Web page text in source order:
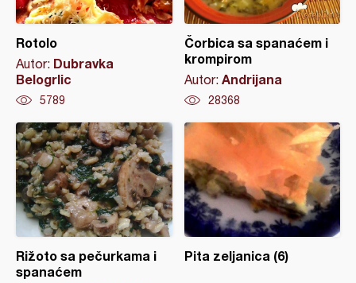
Rotolo
Autor: Dubravka
Belogrlic
5789
Čorbica sa spanaćem i
krompirom
Autor: Andrijana
28368
Rižoto sa pečurkama i
spanaćem
Pita zeljanica (6)